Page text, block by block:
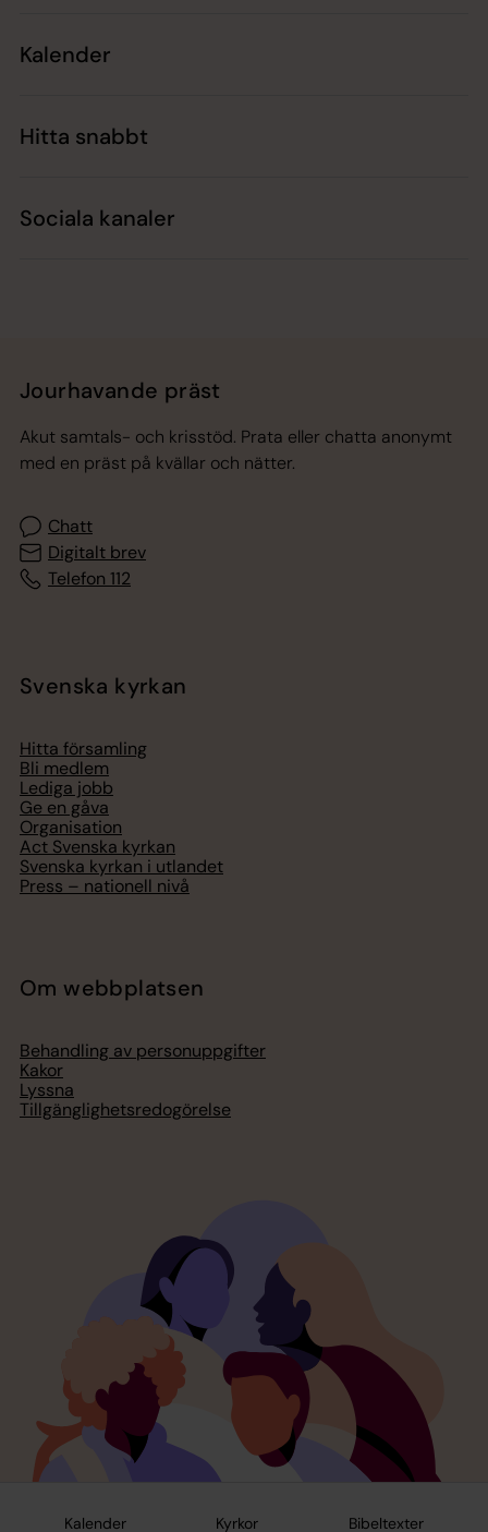
Kalender Kyrkor Bibeltexter
Kalender
Hitta snabbt
Sociala kanaler
Jourhavande präst
Akut samtals- och krisstöd. Prata eller chatta anonymt
med en präst på kvällar och nätter.
Chatt
Digitalt brev
Telefon 112
Svenska kyrkan
Hitta församling
Bli medlem
Lediga jobb
Ge en gåva
Organisation
Act Svenska kyrkan
Svenska kyrkan i utlandet
Press – nationell nivå
Om webbplatsen
Behandling av personuppgifter
Kakor
Lyssna
Tillgänglighetsredogörelse